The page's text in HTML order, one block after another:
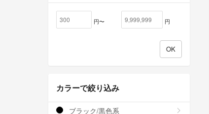
円〜 円
カラーで絞り込み
ブラック/黒色系